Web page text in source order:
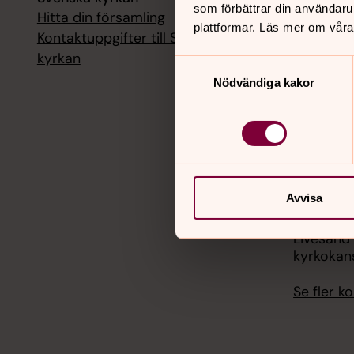
som förbättrar din
plattformar. Läs mer om
Nödvändiga kakor
Avvisa
Hitta din församling
Kontaktuppgifter till Svenska
kyrkan
1
Se fler